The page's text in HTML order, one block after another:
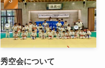
秀空会について